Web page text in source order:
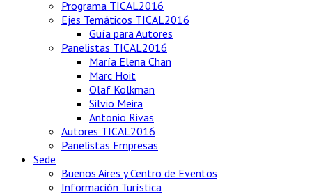
Programa TICAL2016
Ejes Temáticos TICAL2016
Guía para Autores
Panelistas TICAL2016
María Elena Chan
Marc Hoit
Olaf Kolkman
Silvio Meira
Antonio Rivas
Autores TICAL2016
Panelistas Empresas
Sede
Buenos Aires y Centro de Eventos
Información Turística